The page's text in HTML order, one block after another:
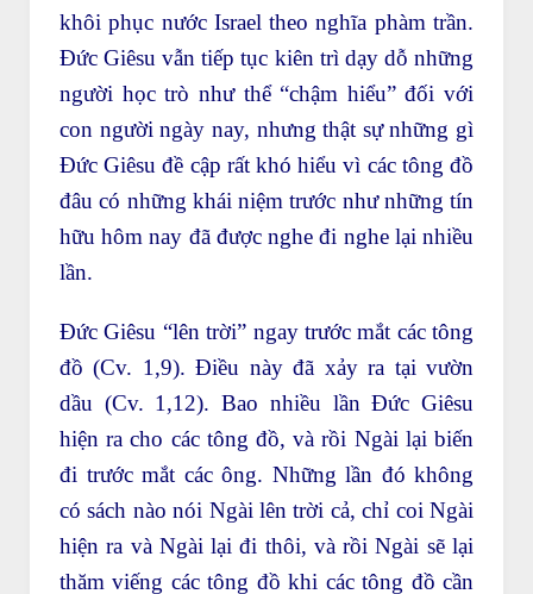
khôi phục nước Israel theo nghĩa phàm trần.
Đức Giêsu vẫn tiếp tục kiên trì dạy dỗ những
người học trò như thể “chậm hiểu” đối với
con người ngày nay, nhưng thật sự những gì
Đức Giêsu đề cập rất khó hiểu vì các tông đồ
đâu có những khái niệm trước như những tín
hữu hôm nay đã được nghe đi nghe lại nhiều
lần.
Đức Giêsu “lên trời” ngay trước mắt các tông
đồ (Cv. 1,9). Điều này đã xảy ra tại vườn
dầu (Cv. 1,12). Bao nhiều lần Đức Giêsu
hiện ra cho các tông đồ, và rồi Ngài lại biến
đi trước mắt các ông. Những lần đó không
có sách nào nói Ngài lên trời cả, chỉ coi Ngài
hiện ra và Ngài lại đi thôi, và rồi Ngài sẽ lại
thăm viếng các tông đồ khi các tông đồ cần